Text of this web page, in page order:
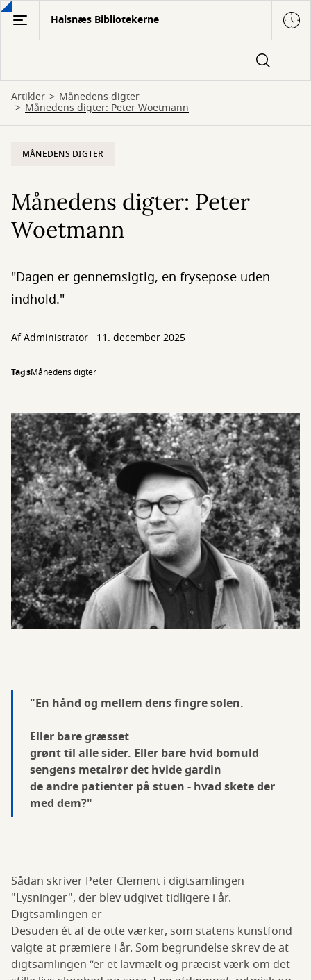
Gå
hovedindhold
Halsnæs Bibliotekerne
Artikler Månedens digter
Månedens digter: Peter Woetmann
MÅNEDENS DIGTER
Månedens digter: Peter
Woetmann
"Dagen er gennemsigtig, en frysepose uden
indhold."
AfAdministrator 11. december 2025
TagsMånedens digter
"En hånd og mellem dens fingre solen.
Eller bare græsset
grønt til alle sider. Eller bare hvid bomuld
sengens metalrør det hvide gardin
de andre patienter på stuen - hvad skete der
med dem?"
Sådan skriver Peter Clement i digtsamlingen
"Lysninger", der blev udgivet tidligere i år.
Digtsamlingen er
Desuden ét af de otte værker, som statens kunstfond
valgte at præmiere i år. Som begrundelse skrev de at
digtsamlingen “er et lavmælt og præcist værk om det